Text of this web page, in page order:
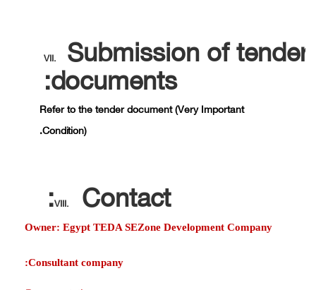
VII. Submission of tender
documents:
Refer to the tender document (Very Important
Condition).
VIII. Contact:
Owner: Egypt TEDA SEZone Development Company
Consultant company: